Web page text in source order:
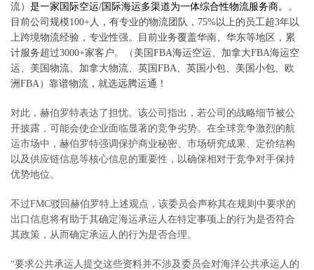
流） 是一家国际空运/国际海运多渠道为一体综合性物流服务商。
。
目前公司规模100+人，有专业的物流团队，75%以上的员工超3年以
上跨境物流经验，专业性强。目前业务覆盖华南、华东等地区，累
计服务超过3000+家客户。
（美国FBA海运空运、加拿大FBA海运空
运、美国物流、加拿大物流、英国FBA、英国小包、美国小包、欧
洲FBA）靠谱物流，就选远腾运通！
对此，赫伯罗特表达了担忧。该公司指出，若公司的战略细节被公
开披露，可能会使企业面临显著的竞争劣势。在全球竞争激烈的航
运市场中，赫伯罗特强调保护商业秘密、市场研究成果、定价结构
以及供应链信息等核心信息的重要性，以确保相对于竞争对手保持
优势地位。
不过FMC驳回赫伯罗特上述观点，该委员会声称其在规则中要求的
出口信息将有助于其确定海运承运人在特定事项上的行为是否符合
其政策，从而确定承运人的行为是否合理。
“要求公共承运人提交这些资料并不涉及委员会对海洋公共承运人的